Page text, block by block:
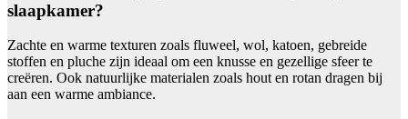
slaapkamer?
Zachte en warme texturen zoals fluweel, wol, katoen, gebreide
stoffen en pluche zijn ideaal om een knusse en gezellige sfeer te
creëren. Ook natuurlijke materialen zoals hout en rotan dragen bij
aan een warme ambiance.